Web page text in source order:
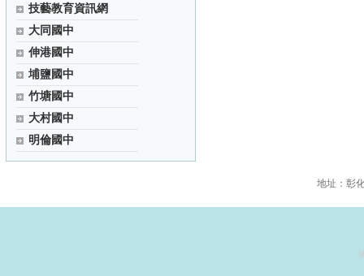
技藝教育資訊網
大同國中
伸港國中
埔鹽國中
竹塘國中
大村國中
明倫國中
地址：彰